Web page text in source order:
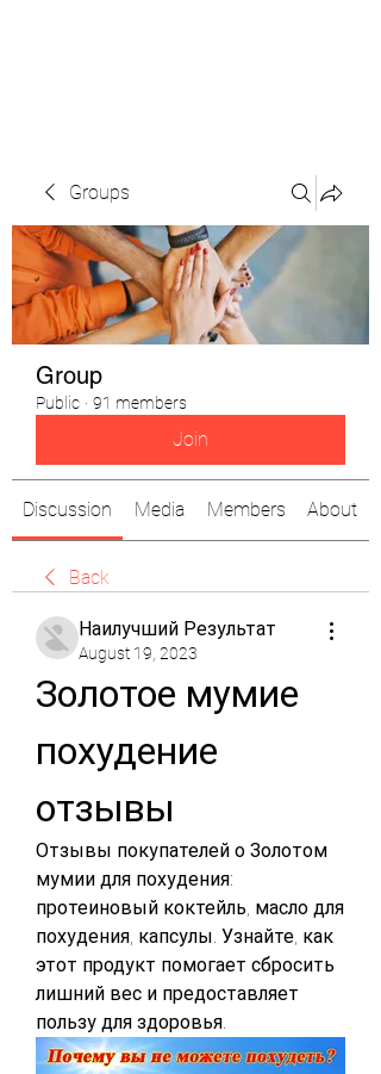
Groups
Group
Public · 91 members
Join
Discussion Media Members About
Back
Наилучший Результат
August 19, 2023
Золотое мумие
похудение
отзывы
Отзывы покупателей о Золотом
мумии для похудения:
протеиновый коктейль, масло для
похудения, капсулы. Узнайте, как
этот продукт помогает сбросить
лишний вес и предоставляет
пользу для здоровья.